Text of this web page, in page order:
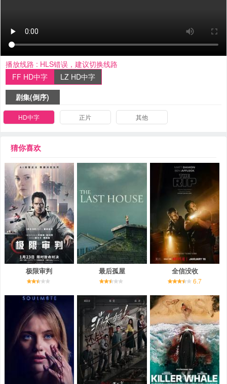
播放线路 : HLS错误，建议切换线路
FF HD中字
LZ HD中字
剧集(倒序)
HD中字 正片 其他
猜你喜欢
极限审判 最后孤屋 全信没收
6.7